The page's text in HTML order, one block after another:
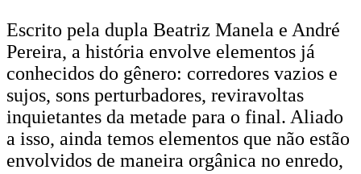
Escrito pela dupla Beatriz Manela e André
Pereira, a história envolve elementos já
conhecidos do gênero: corredores vazios e
sujos, sons perturbadores, reviravoltas
inquietantes da metade para o final. Aliado
a isso, ainda temos elementos que não estão
envolvidos de maneira orgânica no enredo,